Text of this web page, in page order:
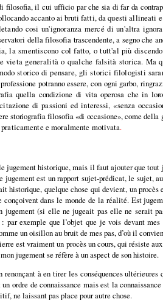
filosofia, il cuiufficio par che sia di far da
accanto ai bruti fatti, da questi allineati
cosi un'ignoranza mercé diun'altra
della filosofia trascendente, a segno che
la smentiscono col fatto, o tutt'al più
vieta generalità o qualche falsità storica. Ma
storicodi pensare, gli storici filologisti
potranno essere, con ogni garbo,
quella condizione di vita operosa che in
di passioni ed interessi, «senza
storiografia filosofia «di occasione», come della
e moralmente motivata.
jugement historique, mais il faut ajouter que tout
jugement est un rapport sujet-prédicat, le sujet,
historique, quelque chose qui devient, un procès
dans le monde de la réalité. Est
jugement (si elle ne jugeait pas elle ne serait
par exemple que l’objet que je vois devant
un oisillon au bruit de mes pas, d’où il
est vraiment un procès un cours, qui résiste
jugement se réfère à un aspect de son histoire.
à en tirer les conséquences ultérieures
ordre de connaissance mais est la
ne laissant pas place pour autre chose.